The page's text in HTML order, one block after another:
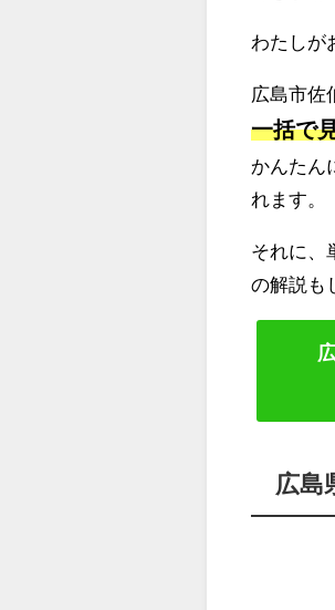
わたしが
広島市佐
一括で
かんたん
れます。
それに、
の解説も
広島